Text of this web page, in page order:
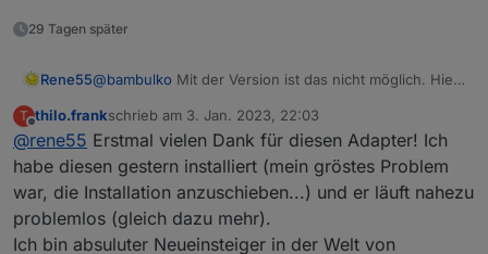
29 Tagen später
Rene55@bambulko Mit der Version ist das nicht möglich. Hier
und im ioBroker angezeigt. Für eine direkte Auslesung
per WLAN (oder evtl. Zigbee) muss noch ein anderer
Adapter entwickelt werden.
T
Offline
thilo.frankschrieb am 3. Jan. 2023, 22:03
zuletzt editiert von
@rene55 Erstmal vielen Dank für diesen Adapter! Ich
habe diesen gestern installiert (mein gröstes Problem
war, die Installation anzuschieben...) und er läuft nahezu
problemlos (gleich dazu mehr).
Ich bin absuluter Neueinsteiger in der Welt von